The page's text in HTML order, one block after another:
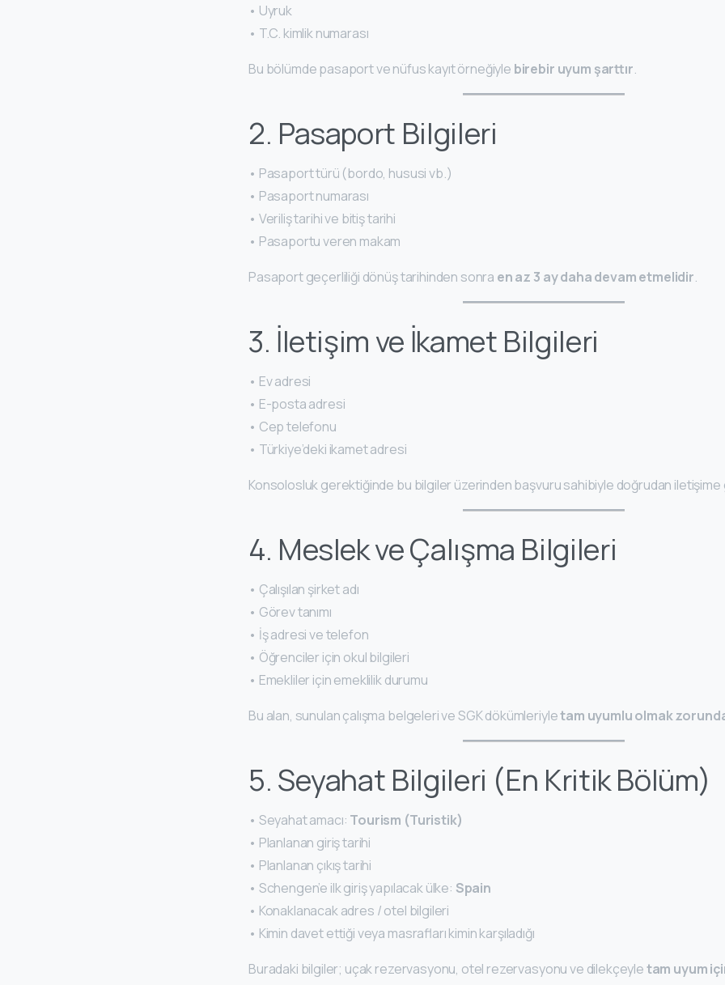
• Uyruk
• T.C. kimlik numarası
Bu bölümde pasaport ve nüfus kayıt örneğiyle birebir uyum şarttır.
2. Pasaport Bilgileri
• Pasaport türü (bordo, hususi vb.)
• Pasaport numarası
• Veriliş tarihi ve bitiş tarihi
• Pasaportu veren makam
Pasaport geçerliliği dönüş tarihinden sonra en az 3 ay daha devam etmelidir.
3. İletişim ve İkamet Bilgileri
• Ev adresi
• E-posta adresi
• Cep telefonu
• Türkiye’deki ikamet adresi
Konsolosluk gerektiğinde bu bilgiler üzerinden başvuru sahibiyle doğrudan iletişime
4. Meslek ve Çalışma Bilgileri
• Çalışılan şirket adı
• Görev tanımı
• İş adresi ve telefon
• Öğrenciler için okul bilgileri
• Emekliler için emeklilik durumu
Bu alan, sunulan çalışma belgeleri ve SGK dökümleriyletam uyumlu olmak
5. Seyahat Bilgileri (En Kritik Bölüm)
• Seyahat amacı: Tourism (Turistik)
• Planlanan giriş tarihi
• Planlanan çıkış tarihi
• Schengen’e ilk giriş yapılacak ülke: Spain
• Konaklanacak adres / otel bilgileri
• Kimin davet ettiği veya masrafları kimin karşıladığı
Buradaki bilgiler; uçak rezervasyonu, otel rezervasyonu ve dilekçeyletam uyum